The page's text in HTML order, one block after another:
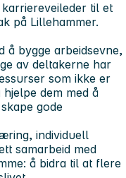
til et
på Lillehammer.
å bygge arbeidsevne,
av deltakerne har
som ikke er
dem med å
gode
individuell
samarbeid med
å bidra til at flere